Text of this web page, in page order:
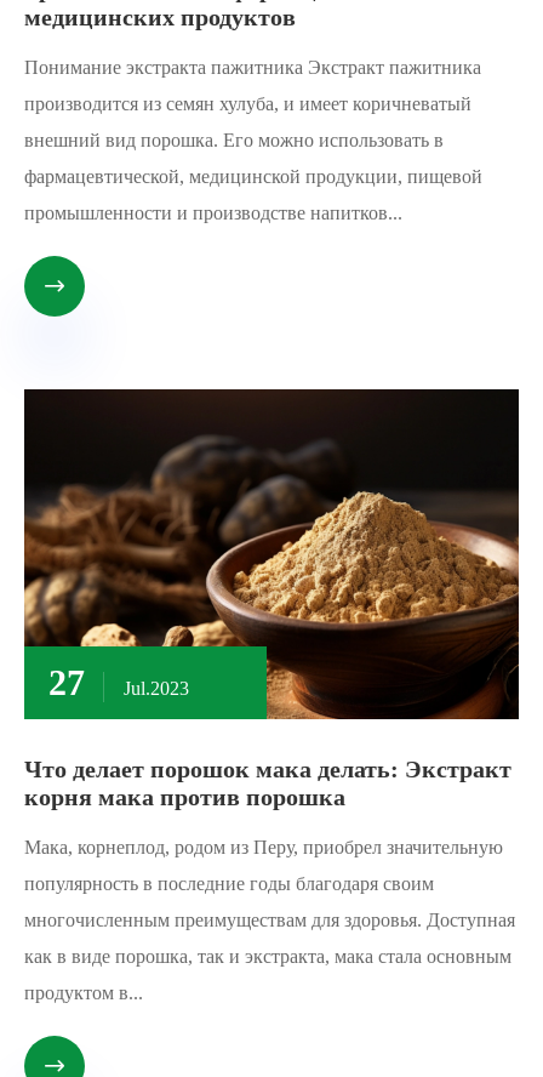
медицинских продуктов
Понимание экстракта пажитника Экстракт пажитника
производится из семян хулуба, и имеет коричневатый
внешний вид порошка. Его можно использовать в
фармацевтической, медицинской продукции, пищевой
промышленности и производстве напитков...

27 Jul.2023
Что делает порошок мака делать: Экстракт
корня мака против порошка
Мака, корнеплод, родом из Перу, приобрел значительную
популярность в последние годы благодаря своим
многочисленным преимуществам для здоровья. Доступная
как в виде порошка, так и экстракта, мака стала основным
продуктом в...
